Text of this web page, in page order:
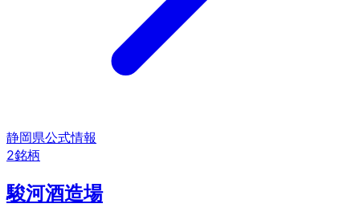
静岡県公式情報
2銘柄
駿河酒造場